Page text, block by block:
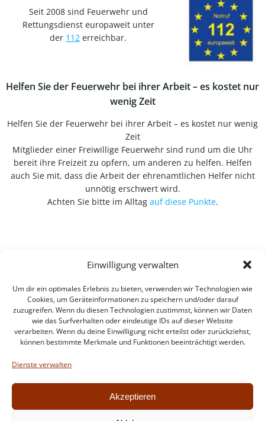
Einwilligung verwalten
Um dir ein optimales Erlebnis zu bieten, verwenden wir Technologien wie
Cookies, um Geräteinformationen zu speichern und/oder darauf
zuzugreifen. Wenn du diesen Technologien zustimmst, können wir Daten
wie das Surfverhalten oder eindeutige IDs auf dieser Website
verarbeiten. Wenn du deine Einwilligung nicht erteilst oder zurückziehst,
können bestimmte Merkmale und Funktionen beeinträchtigt werden.
Dienste verwalten
Akzeptieren
Seit 2008 sind Feuerwehr und
Rettungsdienst europaweit unter
der 112 erreichbar.
Helfen Sie der Feuerwehr bei ihrer Arbeit – es kostet nur
wenig Zeit
Helfen Sie der Feuerwehr bei ihrer Arbeit – es kostet nur wenig
Zeit
Mitglieder einer Freiwillige Feuerwehr sind rund um die Uhr
bereit ihre Freizeit zu opfern, um anderen zu helfen. Helfen
auch Sie mit, dass die Arbeit der ehrenamtlichen Helfer nicht
unnötig erschwert wird.
Achten Sie bitte im Alltag auf diese Punkte.
Intern